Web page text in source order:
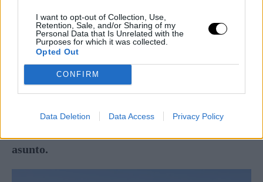
I want to opt-out of Collection, Use,
Retention, Sale, and/or Sharing of my
Personal Data that Is Unrelated with the
Purposes for which it was collected.
Opted Out
CONFIRM
Data Deletion Data Access Privacy Policy
formalmente, la mención al derecho de
autodeterminación.
Según fuentes próximas al Consejo citadas por
Mundy, la nueva redacción solo menciona la
presentarla como la única salida posible.El
asunto.